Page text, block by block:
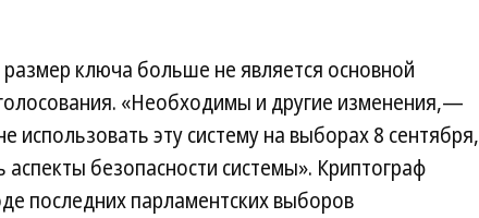
ключа больше не является основной
«Необходимы и другие изменения,—
эту систему на выборах 8 сентября,
аспекты безопасности системы». Криптограф
последних парламентских выборов